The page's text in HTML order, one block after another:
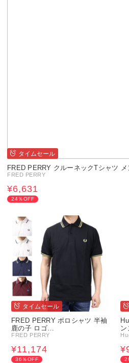
タイムセール
FRED PERRY クルーネックTシャツ
FRED PERRY
¥6,631
24％OFF
タイムセール
FRED PERRY ポロシャツ 半袖
鹿の子 ロゴ…
FRED PERRY
¥11,174
36％OFF